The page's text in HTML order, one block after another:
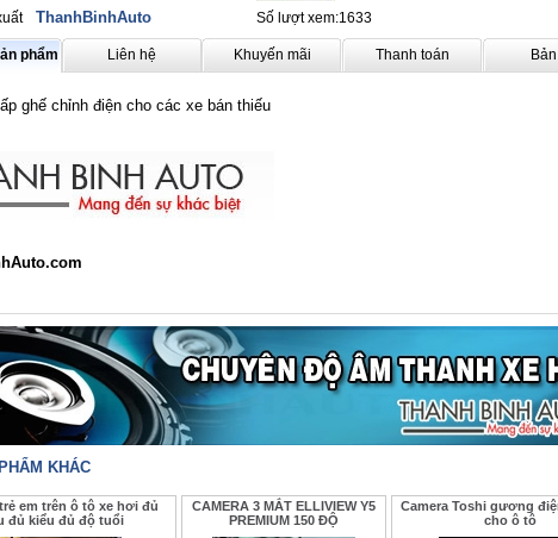
ThanhBinhAuto Số lượt xem:1633
phẩm Liên hệ Khuyến mãi Thanh toán
ghế chỉnh điện cho các xe bán thiếu
KHÁC
em trên ô tô xe hơi đủ
đủ kiểu đủ độ tuổi
CAMERA 3 MẮT ELLIVIEW Y5
PREMIUM 150 ĐỘ
Camera Toshi gương
cho ô tô